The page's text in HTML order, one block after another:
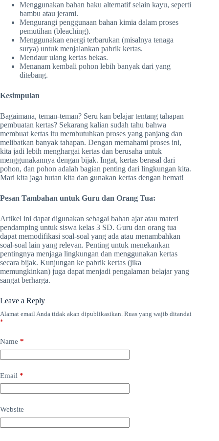
Menggunakan bahan baku alternatif selain kayu, seperti
bambu atau jerami.
Mengurangi penggunaan bahan kimia dalam proses
pemutihan (bleaching).
Menggunakan energi terbarukan (misalnya tenaga
surya) untuk menjalankan pabrik kertas.
Mendaur ulang kertas bekas.
Menanam kembali pohon lebih banyak dari yang
ditebang.
Kesimpulan
Bagaimana, teman-teman? Seru kan belajar tentang tahapan
pembuatan kertas? Sekarang kalian sudah tahu bahwa
membuat kertas itu membutuhkan proses yang panjang dan
melibatkan banyak tahapan. Dengan memahami proses ini,
kita jadi lebih menghargai kertas dan berusaha untuk
menggunakannya dengan bijak. Ingat, kertas berasal dari
pohon, dan pohon adalah bagian penting dari lingkungan kita.
Mari kita jaga hutan kita dan gunakan kertas dengan hemat!
Pesan Tambahan untuk Guru dan Orang Tua:
Artikel ini dapat digunakan sebagai bahan ajar atau materi
pendamping untuk siswa kelas 3 SD. Guru dan orang tua
dapat memodifikasi soal-soal yang ada atau menambahkan
soal-soal lain yang relevan. Penting untuk menekankan
pentingnya menjaga lingkungan dan menggunakan kertas
secara bijak. Kunjungan ke pabrik kertas (jika
memungkinkan) juga dapat menjadi pengalaman belajar yang
sangat berharga.
Leave a Reply
Alamat email Anda tidak akan dipublikasikan. Ruas yang wajib ditandai
*
Name *
Email *
Website